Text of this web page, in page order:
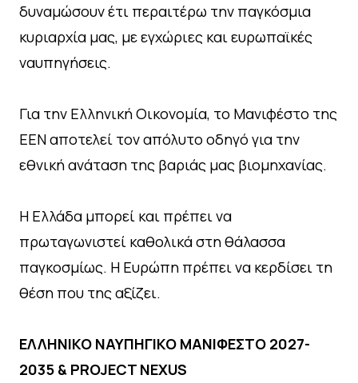
δυναμώσουν έτι περαιτέρω την παγκόσμια
κυριαρχία μας, με εγχώριες και ευρωπαϊκές
ναυπηγήσεις.
Για την Ελληνική Οικονομία, το Μανιφέστο της
ΕΕΝ αποτελεί τον απόλυτο οδηγό για την
εθνική ανάταση της βαριάς μας βιομηχανίας.
Η Ελλάδα μπορεί και πρέπει να
πρωταγωνιστεί καθολικά στη θάλασσα
παγκοσμίως. Η Ευρώπη πρέπει να κερδίσει τη
θέση που της αξίζει.
ΕΛΛΗΝΙΚΟ ΝΑΥΠΗΓΙΚΟ ΜΑΝΙΦΕΣΤΟ 2027-
2035 & PROJECT NEXUS